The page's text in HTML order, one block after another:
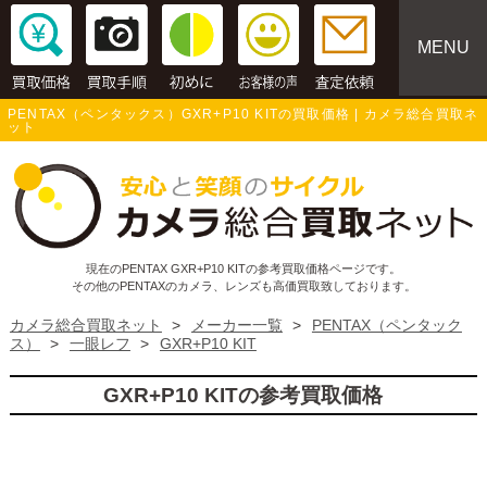
MENU
PENTAX（ペンタックス）GXR+P10 KITの買取価格 | カメラ総合買取ネ
ット
現在のPENTAX GXR+P10 KITの参考買取価格ページです。
その他のPENTAXのカメラ、レンズも高価買取致しております。
カメラ総合買取ネット > メーカー一覧 >
PENTAX（ペンタック
ス）
> 一眼レフ > GXR+P10 KIT
GXR+P10 KITの参考買取価格